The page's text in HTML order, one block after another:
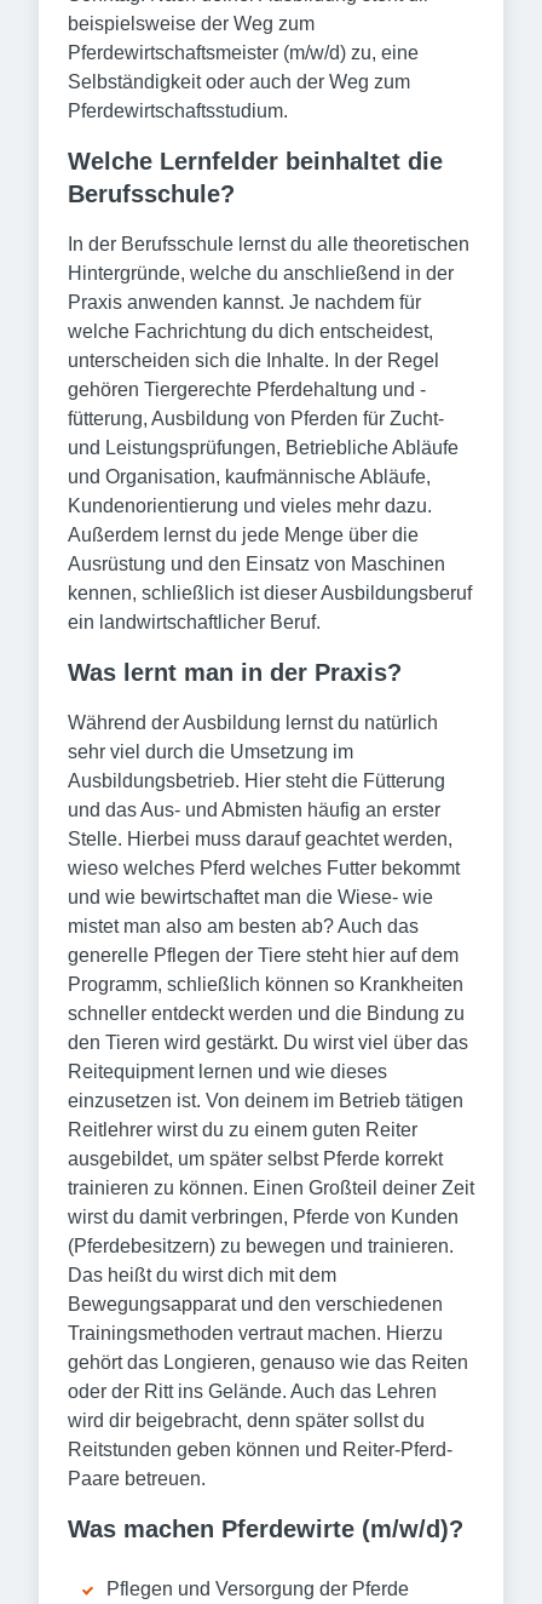
beispielsweise der Weg zum
Pferdewirtschaftsmeister (m/w/d) zu, eine
Selbständigkeit oder auch der Weg zum
Pferdewirtschaftsstudium.
Welche Lernfelder beinhaltet die
Berufsschule?
In der Berufsschule lernst du alle theoretischen
Hintergründe, welche du anschließend in der
Praxis anwenden kannst. Je nachdem für
welche Fachrichtung du dich entscheidest,
unterscheiden sich die Inhalte. In der Regel
gehören Tiergerechte Pferdehaltung und -
fütterung, Ausbildung von Pferden für Zucht-
und Leistungsprüfungen, Betriebliche Abläufe
und Organisation, kaufmännische Abläufe,
Kundenorientierung und vieles mehr dazu.
Außerdem lernst du jede Menge über die
Ausrüstung und den Einsatz von Maschinen
kennen, schließlich ist dieser Ausbildungsberuf
ein landwirtschaftlicher Beruf.
Was lernt man in der Praxis?
Während der Ausbildung lernst du natürlich
sehr viel durch die Umsetzung im
Ausbildungsbetrieb. Hier steht die Fütterung
und das Aus- und Abmisten häufig an erster
Stelle. Hierbei muss darauf geachtet werden,
wieso welches Pferd welches Futter bekommt
und wie bewirtschaftet man die Wiese- wie
mistet man also am besten ab? Auch das
generelle Pflegen der Tiere steht hier auf dem
Programm, schließlich können so Krankheiten
schneller entdeckt werden und die Bindung zu
den Tieren wird gestärkt. Du wirst viel über das
Reitequipment lernen und wie dieses
einzusetzen ist. Von deinem im Betrieb tätigen
Reitlehrer wirst du zu einem guten Reiter
ausgebildet, um später selbst Pferde korrekt
trainieren zu können. Einen Großteil deiner Zeit
wirst du damit verbringen, Pferde von Kunden
(Pferdebesitzern) zu bewegen und trainieren.
Das heißt du wirst dich mit dem
Bewegungsapparat und den verschiedenen
Trainingsmethoden vertraut machen. Hierzu
gehört das Longieren, genauso wie das Reiten
oder der Ritt ins Gelände. Auch das Lehren
wird dir beigebracht, denn später sollst du
Reitstunden geben können und Reiter-Pferd-
Paare betreuen.
Was machen Pferdewirte (m/w/d)?
Pflegen und Versorgung der Pferde